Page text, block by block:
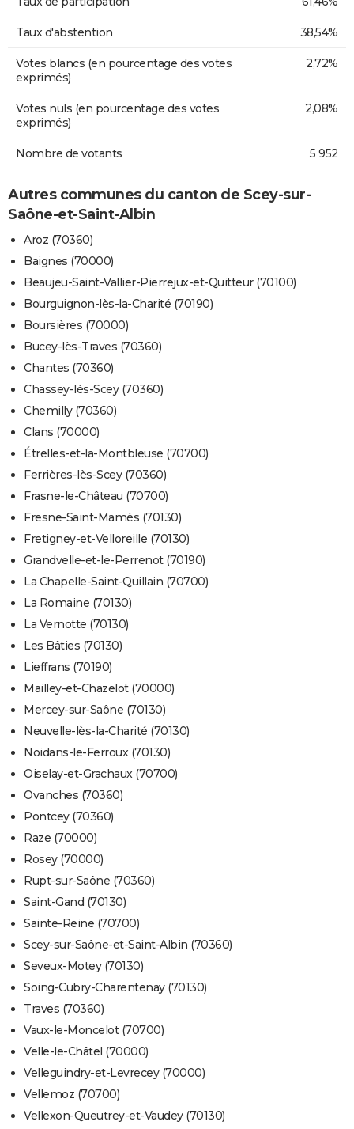
Taux d'abstention 38,54%
Votes blancs (en pourcentage des votes
exprimés)
2,72%
Votes nuls (en pourcentage des votes
exprimés)
2,08%
Nombre de votants 5 952
Autres communes du canton de Scey-sur-
Saône-et-Saint-Albin
Aroz (70360)
Baignes (70000)
Beaujeu-Saint-Vallier-Pierrejux-et-Quitteur (70100)
Bourguignon-lès-la-Charité (70190)
Boursières (70000)
Bucey-lès-Traves (70360)
Chantes (70360)
Chassey-lès-Scey (70360)
Chemilly (70360)
Clans (70000)
Étrelles-et-la-Montbleuse (70700)
Ferrières-lès-Scey (70360)
Frasne-le-Château (70700)
Fresne-Saint-Mamès (70130)
Fretigney-et-Velloreille (70130)
Grandvelle-et-le-Perrenot (70190)
La Chapelle-Saint-Quillain (70700)
La Romaine (70130)
La Vernotte (70130)
Les Bâties (70130)
Lieffrans (70190)
Mailley-et-Chazelot (70000)
Mercey-sur-Saône (70130)
Neuvelle-lès-la-Charité (70130)
Noidans-le-Ferroux (70130)
Oiselay-et-Grachaux (70700)
Ovanches (70360)
Pontcey (70360)
Raze (70000)
Rosey (70000)
Rupt-sur-Saône (70360)
Saint-Gand (70130)
Sainte-Reine (70700)
Scey-sur-Saône-et-Saint-Albin (70360)
Seveux-Motey (70130)
Soing-Cubry-Charentenay (70130)
Traves (70360)
Vaux-le-Moncelot (70700)
Velle-le-Châtel (70000)
Velleguindry-et-Levrecey (70000)
Vellemoz (70700)
Vellexon-Queutrey-et-Vaudey (70130)